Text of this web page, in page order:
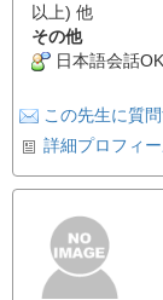
以上) 他
その他
日本語会話OK
この先生に質
詳細プロフィ